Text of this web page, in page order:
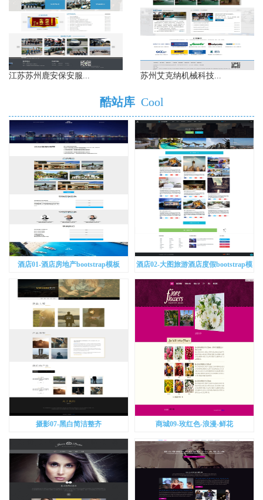
江苏苏州鹿安保安服... 苏州艾克纳机械科技...
酷站库 Cool
酒店01-酒店房地产bootstrap模板
酒店02-大图旅游酒店度假bootstrap模
板
摄影07-黑白简洁整齐 商城09-玫红色-浪漫-鲜花